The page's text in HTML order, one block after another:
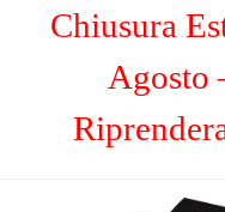
Chiusura
Agosto